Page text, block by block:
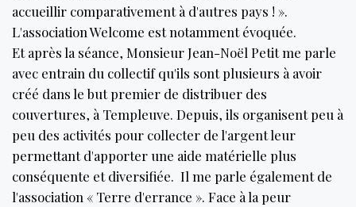
accueillir comparativement à d'autres pays ! ».
L'association Welcome est notamment évoquée.
Et après la séance, Monsieur Jean-Noël Petit me parle
avec entrain du collectif qu'ils sont plusieurs à avoir
créé dans le but premier de distribuer des
couvertures, à Templeuve. Depuis, ils organisent peu à
peu des activités pour collecter de l'argent leur
permettant d'apporter une aide matérielle plus
conséquente et diversifiée. Il me parle également de
l'association « Terre d'errance ». Face à la peur